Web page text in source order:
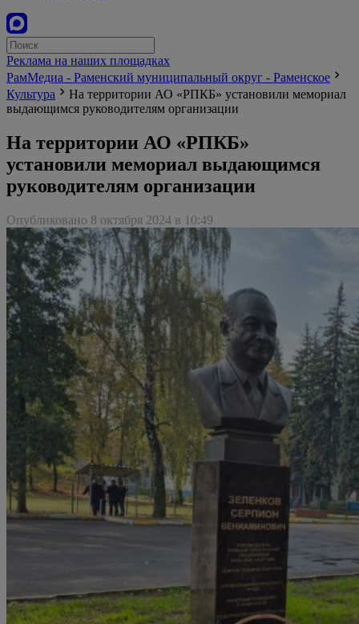
Реклама на наших площадках
РамМедиа - Раменский муниципальный округ - Раменское
Культура
На территории АО «РПКБ» установили мемориал
выдающимся руководителям организации
На территории АО «РПКБ»
установили мемориал выдающимся
руководителям организации
Опубликовано 8 октября 2024 в 10:49